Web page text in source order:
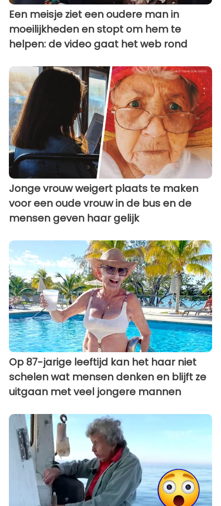
Een meisje ziet een oudere man in
moeilijkheden en stopt om hem te
helpen: de video gaat het web rond
Jonge vrouw weigert plaats te maken
voor een oude vrouw in de bus en de
mensen geven haar gelijk
Op 87-jarige leeftijd kan het haar niet
schelen wat mensen denken en blijft ze
uitgaan met veel jongere mannen